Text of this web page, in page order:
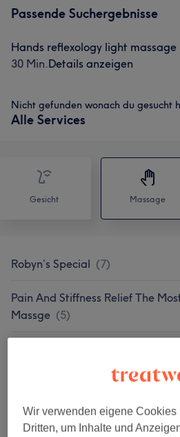
Passende Suchergebnisse
Hands reflexology light massage
30 Min.Details anzeigen
Nicht gefunden wonach du gesucht
Alle Services
Gesicht Massage
Robyn’s Special (7)
Pain And Stiffness Relief The
Massge (5)
)
Massage With Warm Heat (4)
Wir verwenden eigene Cookies
Dritten, um Inhalte und